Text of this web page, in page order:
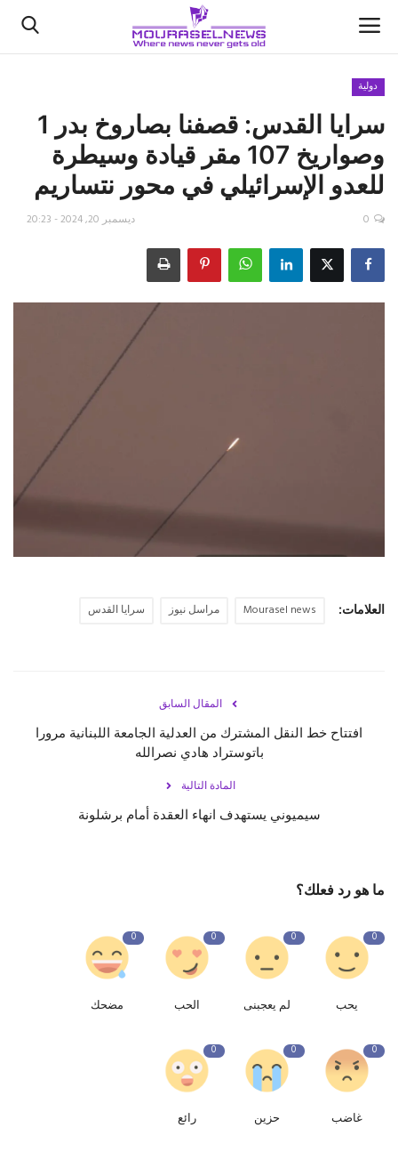
الأخبار
كتّابنا
السعودية
اقتصاد
علوم وتكنولوجيا
دولية
سرايا القدس: قصفنا بصاروخ بدر 1
وصواريخ 107 مقر قيادة وسيطرة
للعدو الإسرائيلي في محور نتساريم
ديسمبر 20, 2024 - 20:23 0
العلامات: Mourasel news مراسل نيوز سرايا القدس
المقال السابق
افتتاح خط النقل المشترك من العدلية الجامعة اللبنانية مرورا
باتوستراد هادي نصرالله
المادة التالية
سيميوني يستهدف انهاء العقدة أمام برشلونة
ما هو رد فعلك؟
0
يحب
0
لم يعجبنى
0
الحب
0
مضحك
0
غاضب
0
حزين
0
رائع